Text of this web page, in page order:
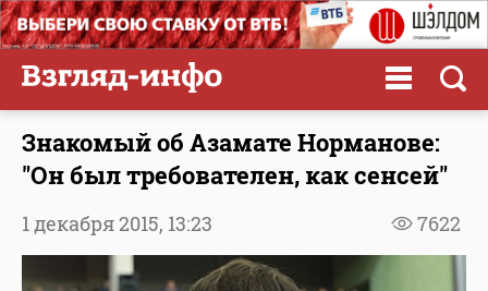
Знакомый об Азамате Норманове:
"Он был требователен, как сенсей"
7622
1 декабря 2015, 13:23